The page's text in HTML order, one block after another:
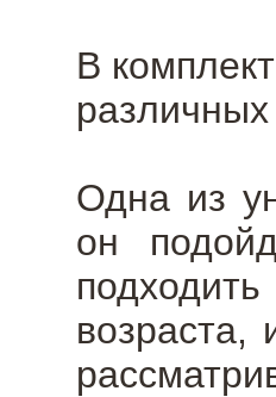
В
Одна из
он
возраста,